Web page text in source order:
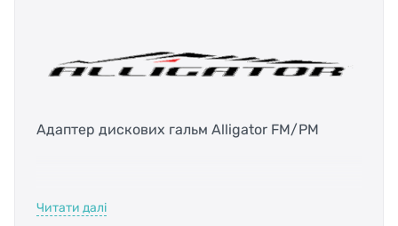
Адаптер дискових гальм Alligator FM/PM
Адаптер для конвертації кріплення дискових
Читати далі